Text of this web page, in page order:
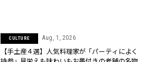
CULTURE Aug, 1, 2026
【手土産４選】人気料理家が「パーティによく